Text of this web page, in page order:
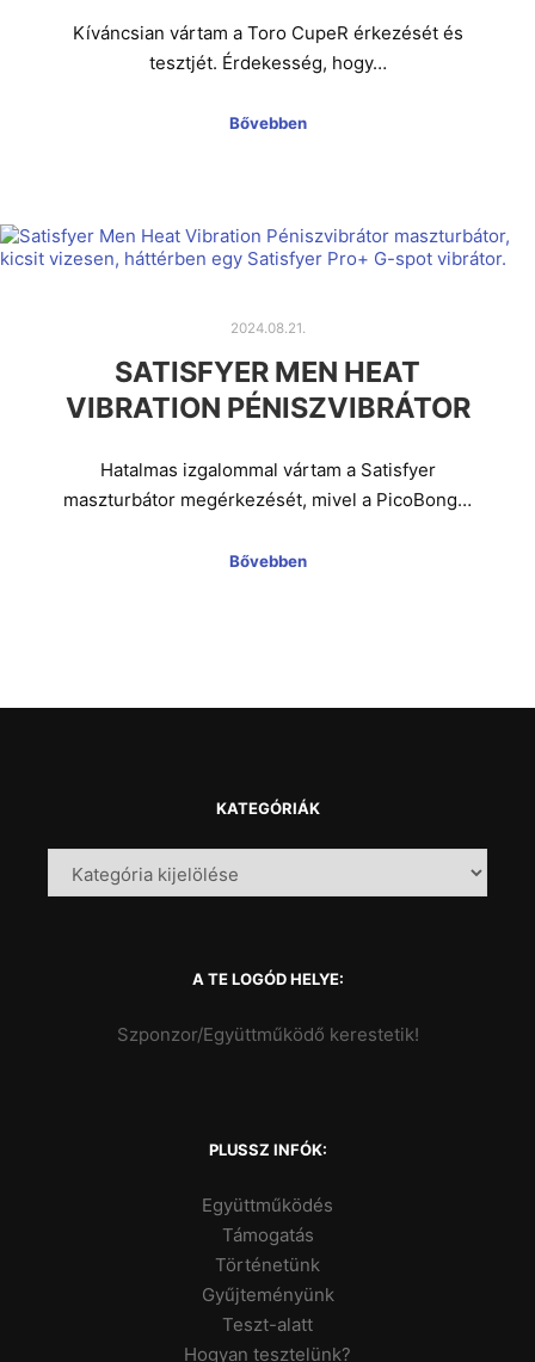
Kíváncsian vártam a Toro CupeR érkezését és
tesztjét. Érdekesség, hogy…
Bővebben
2024.08.21.
SATISFYER MEN HEAT
VIBRATION PÉNISZVIBRÁTOR
Hatalmas izgalommal vártam a Satisfyer
maszturbátor megérkezését, mivel a PicoBong…
Bővebben
KATEGÓRIÁK
A TE LOGÓD HELYE:
Szponzor/Együttműködő kerestetik!
PLUSSZ INFÓK:
Együttműködés
Támogatás
Történetünk
Gyűjteményünk
Teszt-alatt
Hogyan tesztelünk?